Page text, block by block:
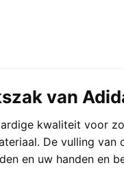
van
kwaliteit voor
De vulling
en uw handen en